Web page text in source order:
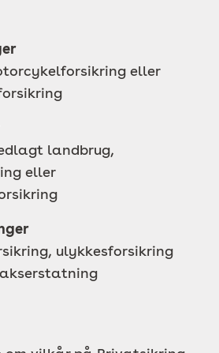
eller
landbrug,
eller
ulykkesforsikring